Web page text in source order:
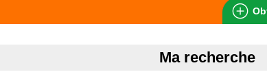
Ma recherche